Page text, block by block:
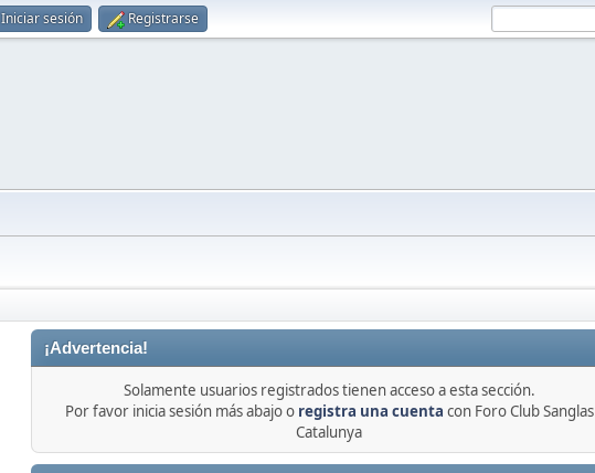
Iniciar sesión Registrarse
¡Advertencia!
Solamente usuarios registrados tienen acceso a esta sección.
Por favor inicia sesión más abajo o registra una cuenta con Foro Club Sanglas
Catalunya